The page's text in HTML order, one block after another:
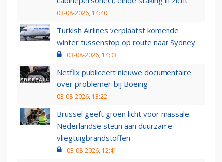
03-08-2026, 14:40
Turkish Airlines verplaatst komende
winter tussenstop op route naar Sydney
03-08-2026, 14:03
Netflix publiceert nieuwe documentaire
over problemen bij Boeing
03-08-2026, 13:22
Brussel geeft groen licht voor massale
Nederlandse steun aan duurzame
vliegtuigbrandstoffen
03-08-2026, 12:41